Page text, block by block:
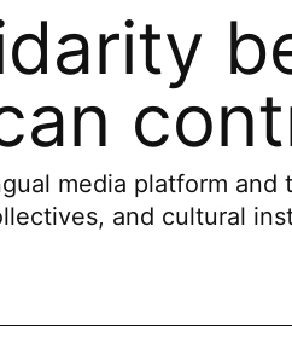
media platform and
and cultural